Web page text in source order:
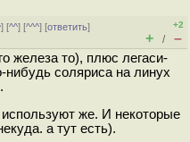
] [^^] [^^^] [ответить]
+2
+ / –
железа то), плюс легаси-
нибудь соляриса на линух
же. И некоторые
а тут есть).